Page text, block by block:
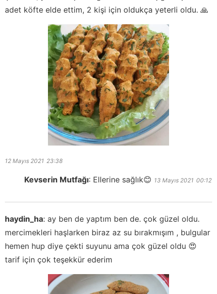
adet köfte elde ettim, 2 kişi için oldukça yeterli oldu. 🙏
12 Mayıs 2021 23:38
Kevserin Mutfağı: Ellerine sağlık😊 13 Mayıs 2021 00:12
haydin_ha: ay ben de yaptım ben de. çok güzel oldu.
mercimekleri haşlarken biraz az su bırakmışım , bulgular
hemen hup diye çekti suyunu ama çok güzel oldu 😍
tarif için çok teşekkür ederim